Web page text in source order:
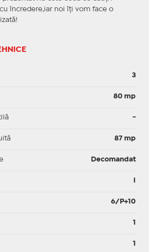
încredere,iar noi îți vom face o
3
80 mp
-
87 mp
Decomandat
6/P+10
1
1